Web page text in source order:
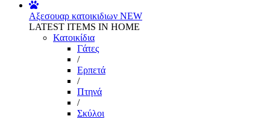
Αξεσουαρ κατοικιδιων NEW
LATEST ITEMS IN HOME
Κατοικίδια
Γάτες
/
Ερπετά
/
Πτηνά
/
Σκύλοι